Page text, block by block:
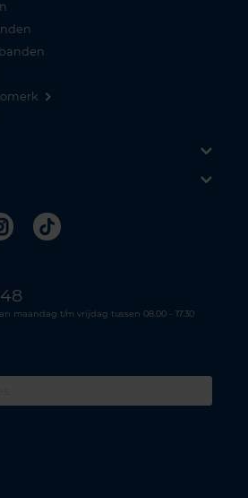
Instagram
Tiktok
maandag t/m vrijdag tussen 08.00 - 17.30